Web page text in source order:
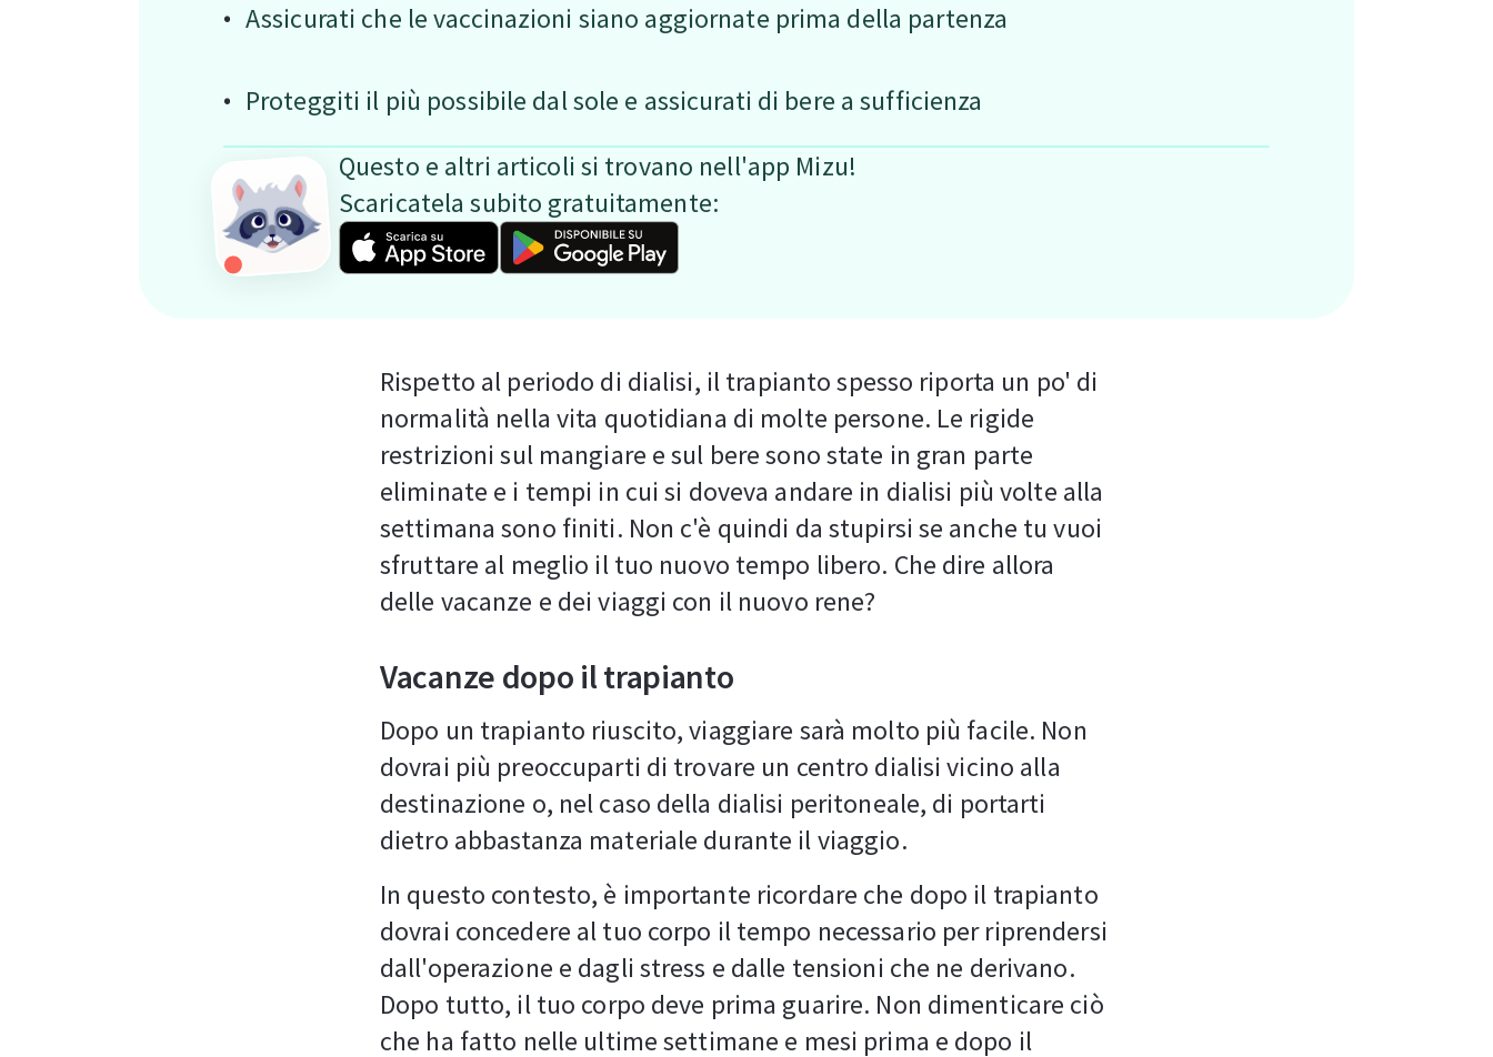
Assicurati che le vaccinazioni siano aggiornate prima della partenza
Proteggiti il più possibile dal sole e assicurati di bere a sufficienza
Questo e altri articoli si trovano nell'app Mizu!
Scaricatela subito gratuitamente:
Rispetto al periodo di dialisi, il trapianto spesso riporta un po' di
normalità nella vita quotidiana di molte persone. Le rigide
restrizioni sul mangiare e sul bere sono state in gran parte
eliminate e i tempi in cui si doveva andare in dialisi più volte alla
settimana sono finiti. Non c'è quindi da stupirsi se anche tu vuoi
sfruttare al meglio il tuo nuovo tempo libero. Che dire allora
delle vacanze e dei viaggi con il nuovo rene?
Vacanze dopo il trapianto
Dopo un trapianto riuscito, viaggiare sarà molto più facile. Non
dovrai più preoccuparti di trovare un centro dialisi vicino alla
destinazione o, nel caso della dialisi peritoneale, di portarti
dietro abbastanza materiale durante il viaggio.
In questo contesto, è importante ricordare che dopo il trapianto
dovrai concedere al tuo corpo il tempo necessario per riprendersi
dall'operazione e dagli stress e dalle tensioni che ne derivano.
Dopo tutto, il tuo corpo deve prima guarire. Non dimenticare ciò
che ha fatto nelle ultime settimane e mesi prima e dopo il